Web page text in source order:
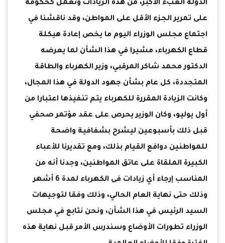
الدولة العبء الأكبر، من هذه الزيادات ونعمل كحكومة
على تمرير الجزء الأقل على المواطن، وقد ناقشنا في
اجتماع مجلس الوزراء اليوم ما يخص إعادة هيكلة
قطاع الكهرباء، مشيرا في هذا الشأن لما يعرضه
الدكتور محمد شاكر المرقبي، وزير الكهرباء والطاقة
المتجددة، كل عام بشأن جهود الدولة في هذا المجال،
وكانت الزيادة المقررة للكهرباء يتم تنفيذها اعتبارا من
أول يوليو، وكان الوزير يحرص على عقد مؤتمر صحفي
قبل ذلك بأسبوعين ليشرح بشفافية واضحة
للمواطنين دوافع القيام بذلك، ومع تقديرنا للأعباء
الكبيرة الملقاة على عاتق المواطنين، وجدنا أنه من
المناسب إرجاء أي زيادات فى الكهرباء لمدة 6 أشهر
وذلك حتى نهاية العام الحالي، وذلك وفقا لتوجيهات
السيد الرئيس في هذا الشأن، ونحن نتابع في مجلس
الوزراء تطورات الأوضاع وسندرس الأمر قبل نهاية هذه